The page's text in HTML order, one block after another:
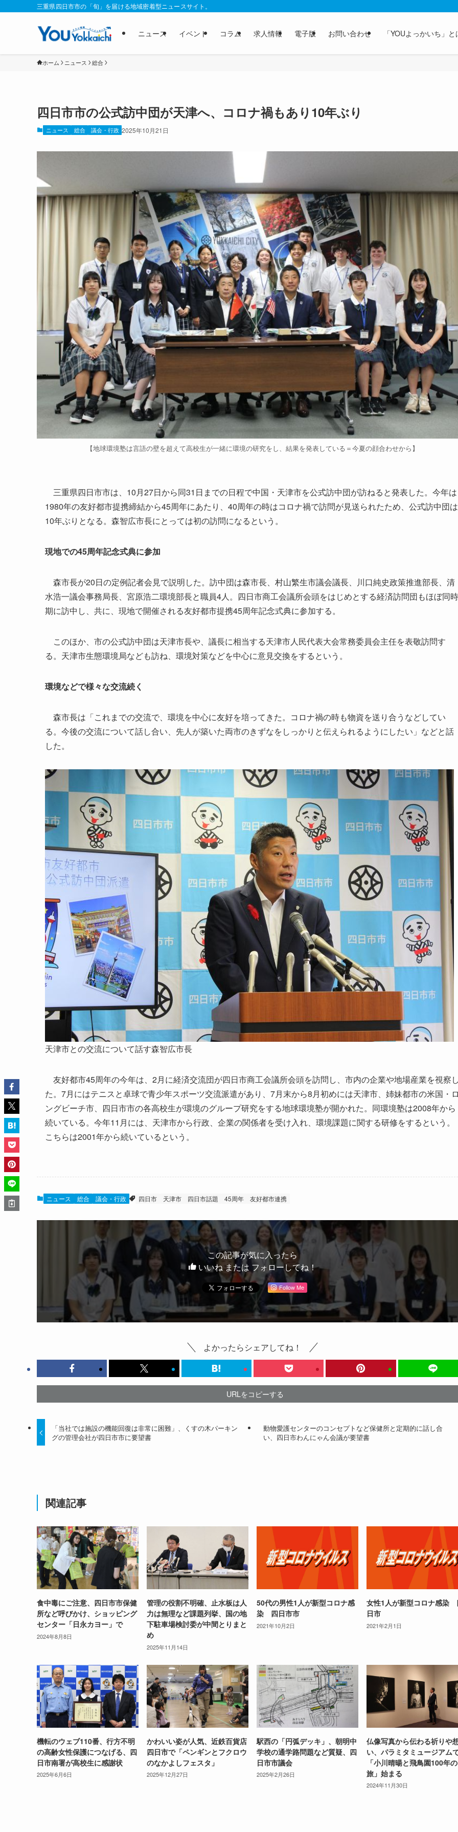
三重県四日市市の「旬」を届ける地域密着型ニュースサイト。
ニュース イベント コラム 求人情報 電子版 お問い合わせ 「YOUよっかいち」と
ホーム ニュース 総合
四日市市の公式訪中団が天津へ、コロナ禍もあり10年ぶり
ニュース 総合 議会・行政 2025年10月21日
【地球環境塾は言語の壁を超えて高校生が一緒に環境の研究をし、結果を発表している＝今夏の顔合わせから】
三重県四日市市は、10月27日から同31日までの日程で中国・天津市を公式訪中団が訪ねると発表した。今年は
1980年の友好都市提携締結から45周年にあたり、40周年の時はコロナ禍で訪問が見送られたため、公式訪中団は
10年ぶりとなる。森智広市長にとっては初の訪問になるという。
現地での45周年記念式典に参加
森市長が20日の定例記者会見で説明した。訪中団は森市長、村山繁生市議会議長、川口純史政策推進部長、清
水浩一議会事務局長、宮原浩二環境部長と職員4人。四日市商工会議所会頭をはじめとする経済訪問団もほぼ同時
期に訪中し、共に、現地で開催される友好都市提携45周年記念式典に参加する。
このほか、市の公式訪中団は天津市長や、議長に相当する天津市人民代表大会常務委員会主任を表敬訪問す
る。天津市生態環境局なども訪ね、環境対策などを中心に意見交換をするという。
環境などで様々な交流続く
森市長は「これまでの交流で、環境を中心に友好を培ってきた。コロナ禍の時も物資を送り合うなどしてい
る。今後の交流について話し合い、先人が築いた両市のきずなをしっかりと伝えられるようにしたい」などと話
した。
天津市との交流について話す森智広市長
友好都市45周年の今年は、2月に経済交流団が四日市商工会議所会頭を訪問し、市内の企業や地場産業を視察
た。7月にはテニスと卓球で青少年スポーツ交流派遣があり、7月末から8月初めには天津市、姉妹都市の米国・
ングビーチ市、四日市市の各高校生が環境のグループ研究をする地球環境塾が開かれた。同環境塾は2008年から
続いている。今年11月には、天津市から行政、企業の関係者を受け入れ、環境課題に関する研修をするという。
こちらは2001年から続いているという。
ニュース 総合 議会・行政 四日市 天津市 四日市話題 45周年 友好都市連携
この記事が気に入ったら
いいね または フォローしてね！
Follow Me
よかったらシェアしてね！
URLをコピーする
「当社では施設の機能回復は非常に困難」、くすの木パーキン
グの管理会社が四日市市に要望書
動物愛護センターのコンセプトなど保健所と定期的に話し合
い、四日市わんにゃん会議が要望書
関連記事
食中毒にご注意、四日市市保健
所など呼びかけ、ショッピング
センター「日永カヨー」で
2024年8月8日
管理の役割不明確、止水板は人
力は無理など課題列挙、国の地
下駐車場検討委が中間とりまと
め
2025年11月14日
50代の男性1人が新型コロナ感
染 四日市市
2021年10月2日
女性1人が新型コロナ感染
日市
2021年2月1日
機転のウェブ110番、行方不明
の高齢女性保護につなげる、四
日市南署が高校生に感謝状
2025年6月6日
かわいい姿が人気、近鉄百貨店
四日市で「ペンギンとフクロウ
のなかよしフェスタ」
2025年12月27日
駅西の「円弧デッキ」、朝明中
学校の通学路問題など質疑、四
日市市議会
2025年2月26日
仏像写真から伝わる祈りや
い、パラミタミュージアム
「小川晴暘と飛鳥園100年の
旅」始まる
2024年11月30日